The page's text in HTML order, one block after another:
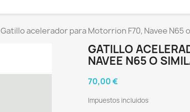
Gatillo acelerador para Motorrion F70, Navee N65
GATILLO
NAVEE N65 O
70,00 €
Impuestos incluidos